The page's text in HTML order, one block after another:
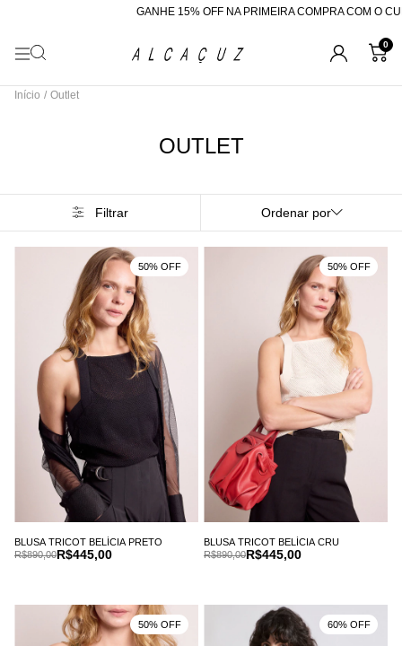
GANHE 15% OFF NA PRIMEIRA COMPRA COM O CUPOM "BEMVINDA"
0
Início / Outlet
OUTLET
Filtrar Ordenar por
BLUSA TRICOT BELÍCIA PRETO
R$445,00
R$890,00
50% OFF
BLUSA TRICOT BELÍCIA CRU
R$445,00
R$890,00
50% OFF
50% OFF 60% OFF